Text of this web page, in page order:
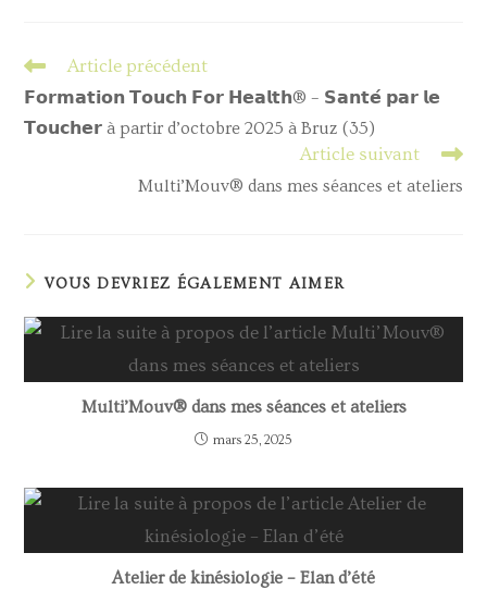
Article précédent
𝗙𝗼𝗿𝗺𝗮𝘁𝗶𝗼𝗻 𝗧𝗼𝘂𝗰𝗵 𝗙𝗼𝗿 𝗛𝗲𝗮𝗹𝘁𝗵® – 𝗦𝗮𝗻𝘁𝗲́ 𝗽𝗮𝗿 𝗹𝗲
𝗧𝗼𝘂𝗰𝗵𝗲𝗿 à partir d’octobre 2025 à Bruz (35)
Article suivant
Multi’Mouv® dans mes séances et ateliers
VOUS DEVRIEZ ÉGALEMENT AIMER
Multi’Mouv® dans mes séances et ateliers
mars 25, 2025
Atelier de kinésiologie – Elan d’été